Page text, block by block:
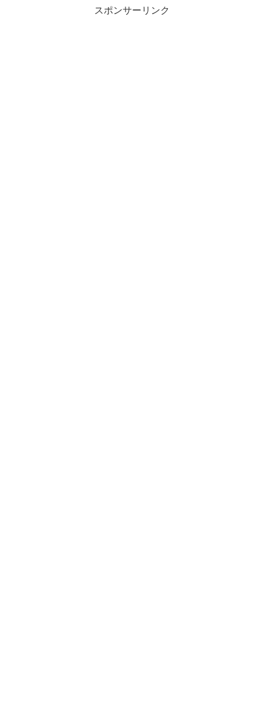
スポンサーリンク